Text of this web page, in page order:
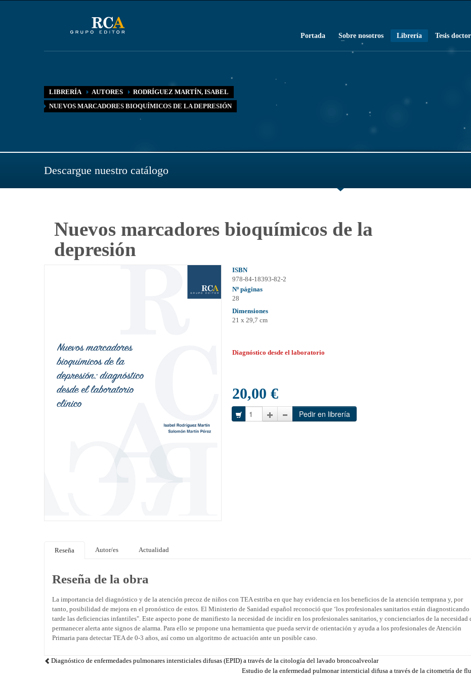
Portada Sobre nosotros Librería Tesis
LIBRERÍA AUTORES
RODRÍGUEZ MARTÍN, ISABEL
NUEVOS MARCADORES BIOQUÍMICOS DE LA DEPRESIÓN
Descargue nuestro catálogo
Nuevos marcadores bioquímicos de la
depresión
ISBN
978-84-18393-82-2
Nº páginas
28
Dimensiones
21 x 29,7 cm
Diagnóstico desde el laboratorio
20,00 €
Reseña Autor/es Actualidad
Reseña de la obra
La importancia del diagnóstico y de la atención precoz de niños con TEA estriba en que hay evidencia en los beneficios de la atención temprana y, por
tanto, posibilidad de mejora en el pronóstico de estos. El Ministerio de Sanidad español reconoció que ‘los profesionales sanitarios están diagnosticando
tarde las deficiencias infantiles". Este aspecto pone de manifiesto la necesidad de incidir en los profesionales sanitarios, y concienciarlos de la necesidad
permanecer alerta ante signos de alarma. Para ello se propone una herramienta que pueda servir de orientación y ayuda a los profesionales de Atención
Primaria para detectar TEA de 0-3 años, así como un algoritmo de actuación ante un posible caso.
Diagnóstico de enfermedades pulmonares intersticiales difusas (EPID) a través de la citología del lavado broncoalveolar
Estudio de la enfermedad pulmonar intersticial difusa a través de la citometría de